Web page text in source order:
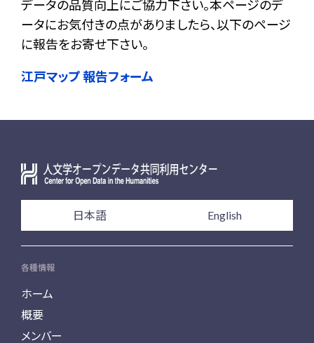
データの品質向上にご協力下さい。本ページのデ
ータにお気付きの点がありましたら、以下のページ
に報告をお寄せ下さい。
江戸マップ 報告フォーム
日本語 English
各種情報
ホーム
概要
メンバー